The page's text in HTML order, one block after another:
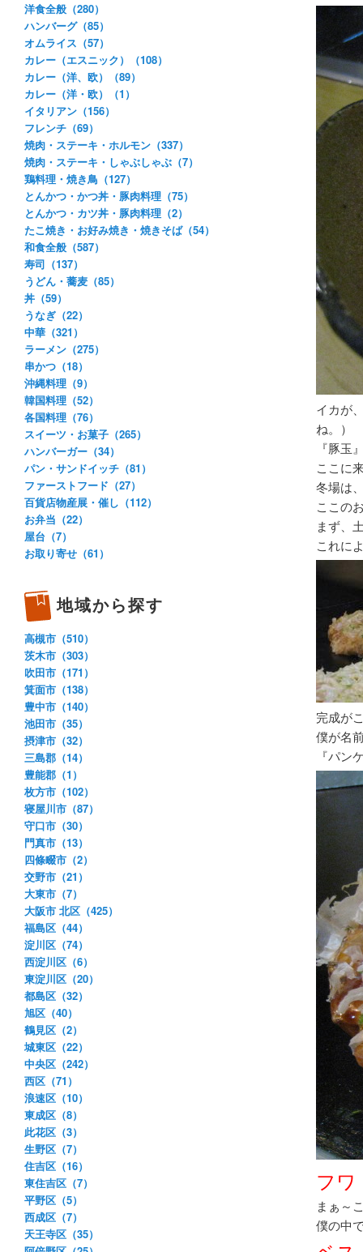
イカが
ね。）
『豚玉
ここに
冬場は
ここの
まず、
これに
完成が
僕が名
『パン
フ
まぁ～
僕の中
洋食全般（280）
ハンバーグ（85）
オムライス（57）
カレー（エスニック）（108）
カレー（洋、欧）（89）
カレー（洋・欧）（1）
イタリアン（156）
フレンチ（69）
焼肉・ステーキ・ホルモン（337）
焼肉・ステーキ・しゃぶしゃぶ（7）
鶏料理・焼き鳥（127）
とんかつ・かつ丼・豚肉料理（75）
とんかつ・カツ丼・豚肉料理（2）
たこ焼き・お好み焼き・焼きそば（54）
和食全般（587）
寿司（137）
うどん・蕎麦（85）
丼（59）
うなぎ（22）
中華（321）
ラーメン（275）
串かつ（18）
沖縄料理（9）
韓国料理（52）
各国料理（76）
スイーツ・お菓子（265）
ハンバーガー（34）
パン・サンドイッチ（81）
ファーストフード（27）
百貨店物産展・催し（112）
お弁当（22）
屋台（7）
お取り寄せ（61）
地域から探す
高槻市（510）
茨木市（303）
吹田市（171）
箕面市（138）
豊中市（140）
池田市（35）
摂津市（32）
三島郡（14）
豊能郡（1）
枚方市（102）
寝屋川市（87）
守口市（30）
門真市（13）
四條畷市（2）
交野市（21）
大東市（7）
大阪市 北区（425）
福島区（44）
淀川区（74）
西淀川区（6）
東淀川区（20）
都島区（32）
旭区（40）
鶴見区（2）
城東区（22）
中央区（242）
西区（71）
浪速区（10）
東成区（8）
此花区（3）
生野区（7）
住吉区（16）
東住吉区（7）
平野区（5）
西成区（7）
天王寺区（35）